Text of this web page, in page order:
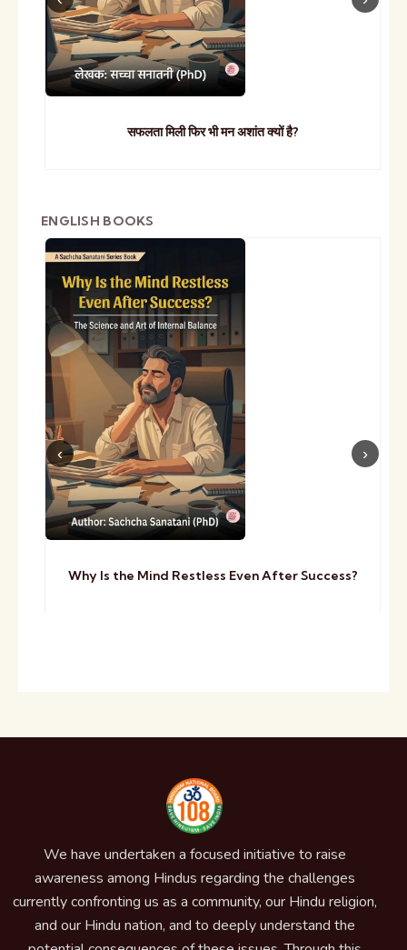
सफलता मिली फिर भी मन अशांत क्यों है?
ENGLISH BOOKS
Why Is the Mind Restless Even After Success?
We have undertaken a focused initiative to raise
awareness among Hindus regarding the challenges
currently confronting us as a community, our Hindu religion,
and our Hindu nation, and to deeply understand the